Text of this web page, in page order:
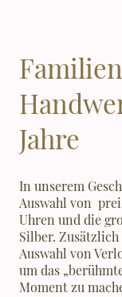
Jahre
In unserem
Auswahl von
Uhren und die
Silber.
Auswahl von
um das
Moment zu